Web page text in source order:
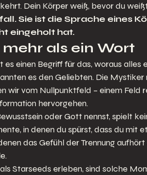
Dein Körper weiß, bevor du
Sie ist die Sprache eines
eingeholt hat.
mehr als ein Wort
es einen Begriff für das, woraus
es den Geliebten. Die
wir vom Nullpunktfeld – einem Feld
hervorgehen.
oder Gott nennst, spielt
in denen du spürst, dass du mit
das Gefühl der Trennung
Starseeds erleben, sind solche